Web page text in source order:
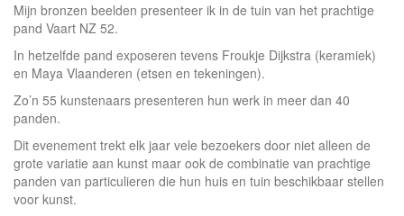
Mijn bronzen beelden presenteer ik in de tuin van het prachtige
pand Vaart NZ 52.
In hetzelfde pand exposeren tevens Froukje Dijkstra (keramiek)
en Maya Vlaanderen (etsen en tekeningen).
Zo’n 55 kunstenaars presenteren hun werk in meer dan 40
panden.
Dit evenement trekt elk jaar vele bezoekers door niet alleen de
grote variatie aan kunst maar ook de combinatie van prachtige
panden van particulieren die hun huis en tuin beschikbaar stellen
voor kunst.